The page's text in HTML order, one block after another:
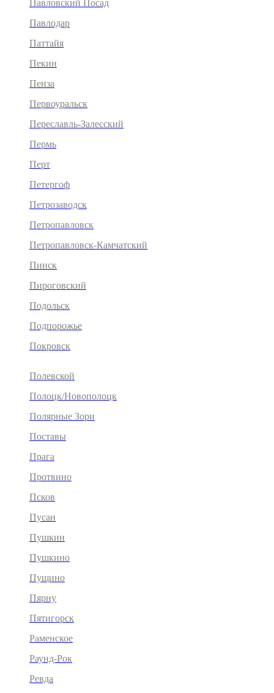
Павловский Посад
Павлодар
Паттайя
Пекин
Пенза
Первоуральск
Переславль-Залесский
Пермь
Перт
Петергоф
Петрозаводск
Петропавловск
Петропавловск-Камчатский
Пинск
Пироговский
Подольск
Подпорожье
Покровск
Полевской
Полоцк/Новополоцк
Полярные Зори
Поставы
Прага
Протвино
Псков
Пусан
Пушкин
Пушкино
Пущино
Пярну
Пятигорск
Раменское
Раунд-Рок
Ревда